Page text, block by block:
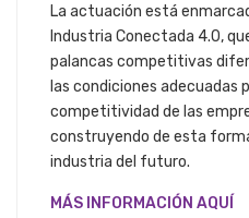
La actuación está
Industria Conectada 4.0,
palancas competitivas
las condiciones adecuadas
competitividad de las
construyendo de esta
industria del futuro.
MÁS INFORMACIÓN AQUÍ